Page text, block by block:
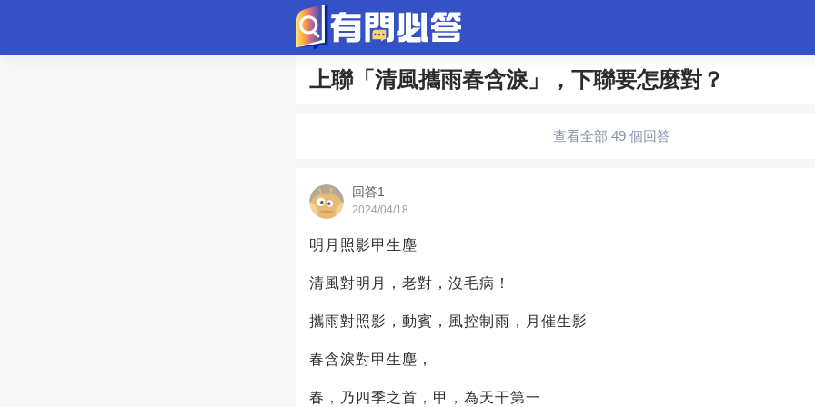
上聯「清風攜雨春含淚」，下聯要怎麼對？
查看全部 49 個回答
回答1
2024/04/18
明月照影甲生塵
清風對明月，老對，沒毛病！
攜雨對照影，動賓，風控制雨，月催生影
春含淚對甲生塵，
春，乃四季之首，甲，為天干第一
問答
娛樂 夫妻生活